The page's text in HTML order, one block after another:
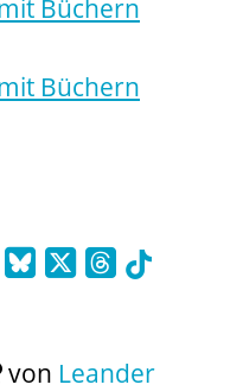
von Leander